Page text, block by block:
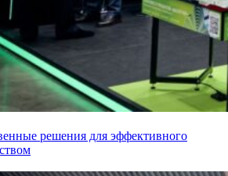
решения для эффективного